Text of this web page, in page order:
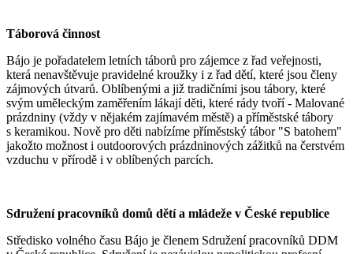
Táborová činnost
Bájo je pořadatelem letních táborů pro zájemce z řad veřejnosti,
která nenavštěvuje pravidelné kroužky i z řad dětí, které jsou členy
zájmových útvarů. Oblíbenými a již tradičními jsou tábory, které
svým uměleckým zaměřením lákají děti, které rády tvoří - Malované
prázdniny (vždy v nějakém zajímavém městě) a příměstské tábory
s keramikou. Nově pro děti nabízíme příměstský tábor "S batohem"
jakožto možnost i outdoorových prázdninových zážitků na čerstvém
vzduchu v přírodě i v oblíbených parcích.
Sdružení pracovníků domů dětí a mládeže v České republice
Středisko volného času Bájo je členem Sdružení pracovníků DDM